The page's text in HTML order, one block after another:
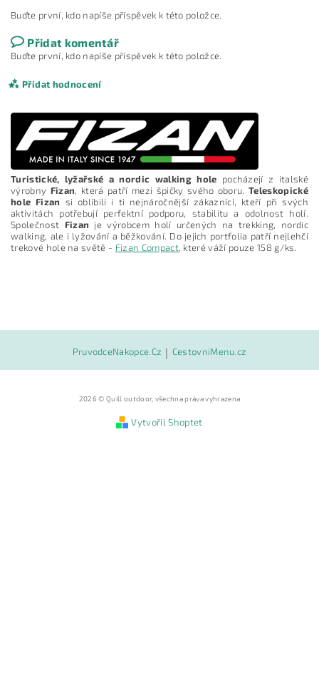
Buďte první, kdo napíše příspěvek k této položce.
Přidat komentář
Buďte první, kdo napíše příspěvek k této položce.
Přidat hodnocení
Turistické, lyžařské a nordic walking hole pocházejí z italské
výrobny Fizan, která patří mezi špičky svého oboru.Teleskopické
hole Fizan si oblíbili i ti nejnáročnější zákazníci, kteří při svých
aktivitách potřebují perfektní podporu, stabilitu a odolnost holí.
Společnost Fizan je výrobcem holí určených na trekking, nordic
walking, ale i lyžování a běžkování. Do jejich portfolia patří nejlehčí
trekové hole na světě - Fizan Compact, které váží pouze 158 g/ks.
PruvodceNakopce.Cz | CestovniMenu.cz
2026 © Quill outdoor, všechna práva vyhrazena
Vytvořil Shoptet